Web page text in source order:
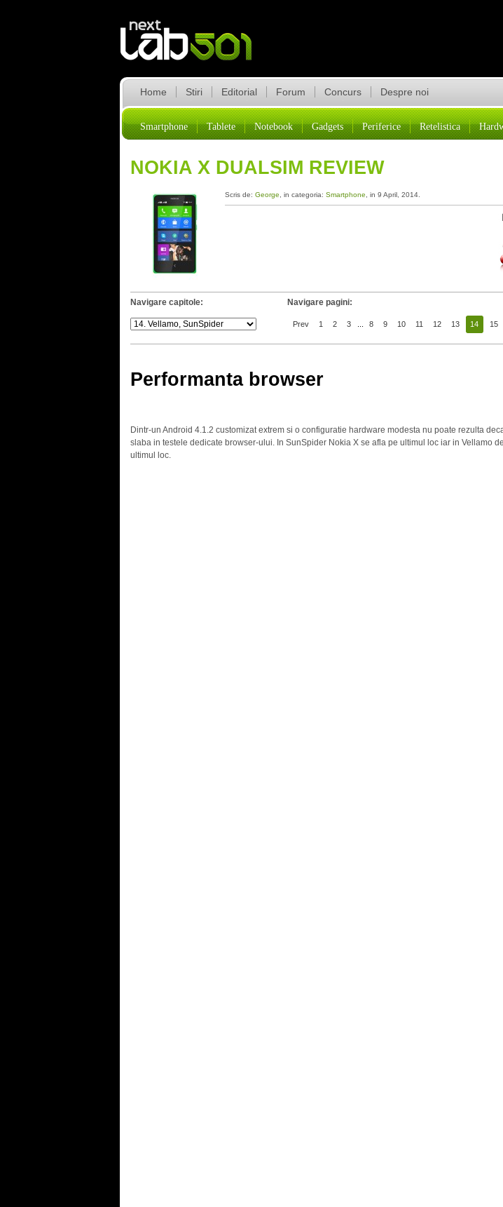
Home Stiri Editorial Forum Concurs Despre noi
Smartphone Tablete Notebook Gadgets Periferice Retelistica
NOKIA X DUALSIM REVIEW
Scris de: George , in categoria: Smartphone , in 9 April, 2014.
Navigare capitole: Navigare pagini:
Prev 1 2 3 8 9 10 11 12 13 14 15
Performanta browser
Dintr-un Android 4.1.2 customizat extrem si o configuratie hardware modesta nu poate rezulta
slaba in testele dedicate browser-ului. In SunSpider Nokia X se afla pe ultimul loc iar in Vellamo
ultimul loc.